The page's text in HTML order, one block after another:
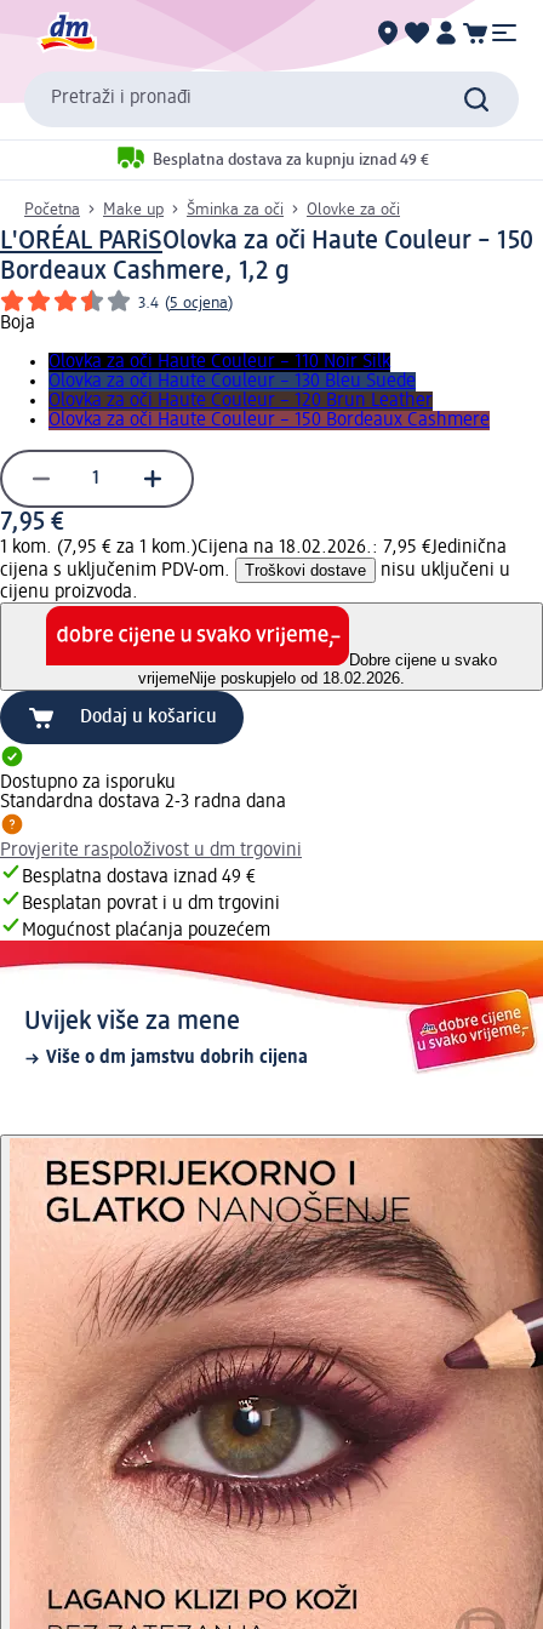
Pretraži i pronađi
Besplatna dostava za kupnju iznad 49 €
Početna Make up Šminka za oči Olovke za oči
L'ORÉAL PARiSOlovka za oči Haute Couleur – 150
Bordeaux Cashmere, 1,2 g
3.4 (5 ocjena)
Boja
Olovka za oči Haute Couleur – 110 Noir Silk
Olovka za oči Haute Couleur – 130 Bleu Suede
Olovka za oči Haute Couleur – 120 Brun Leather
Olovka za oči Haute Couleur – 150 Bordeaux Cashmere
7,95 €
1 kom. (7,95 € za 1 kom.)Cijena na 18.02.2026.: 7,95 €Jedinična
cijena s uključenim PDV-om.
Troškovi dostave
nisu uključeni u
cijenu proizvoda.
Dobre cijene u svako
vrijemeNije poskupjelo od 18.02.2026.
Dodaj u košaricu
Dostupno za isporuku
Standardna dostava 2-3 radna dana
Provjerite raspoloživost u dm trgovini
Besplatna dostava iznad 49 €
Besplatan povrat i u dm trgovini
Mogućnost plaćanja pouzećem
Uvijek više za mene
Više o dm jamstvu dobrih cijena